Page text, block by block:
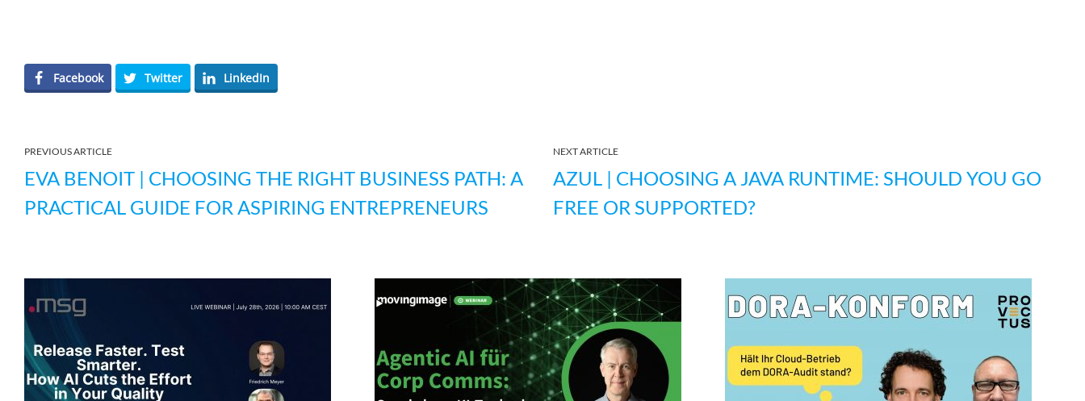
Facebook Twitter LinkedIn
PREVIOUS ARTICLE
EVA BENOIT | CHOOSING THE RIGHT BUSINESS PATH: A
PRACTICAL GUIDE FOR ASPIRING ENTREPRENEURS
NEXT ARTICLE
AZUL | CHOOSING A JAVA RUNTIME: SHOULD YOU GO
FREE OR SUPPORTED?